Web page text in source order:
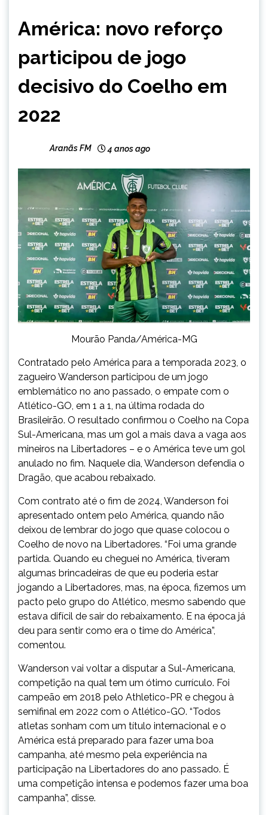
NOTÍCIAS
América: novo reforço
participou de jogo
decisivo do Coelho em
2022
Aranãs FM 4 anos ago
Mourão Panda/América-MG
Contratado pelo América para a temporada 2023, o
zagueiro Wanderson participou de um jogo
emblemático no ano passado, o empate com o
Atlético-GO, em 1 a 1, na última rodada do
Brasileirão. O resultado confirmou o Coelho na Copa
Sul-Americana, mas um gol a mais dava a vaga aos
mineiros na Libertadores – e o América teve um gol
anulado no fim. Naquele dia, Wanderson defendia o
Dragão, que acabou rebaixado.
Com contrato até o fim de 2024, Wanderson foi
apresentado ontem pelo América, quando não
deixou de lembrar do jogo que quase colocou o
Coelho de novo na Libertadores. “Foi uma grande
partida. Quando eu cheguei no América, tiveram
algumas brincadeiras de que eu poderia estar
jogando a Libertadores, mas, na época, fizemos um
pacto pelo grupo do Atlético, mesmo sabendo que
estava difícil de sair do rebaixamento. E na época já
deu para sentir como era o time do América”,
comentou.
Wanderson vai voltar a disputar a Sul-Americana,
competição na qual tem um ótimo currículo. Foi
campeão em 2018 pelo Athletico-PR e chegou à
semifinal em 2022 com o Atlético-GO. “Todos
atletas sonham com um título internacional e o
América está preparado para fazer uma boa
campanha, até mesmo pela experiência na
participação na Libertadores do ano passado. É
uma competição intensa e podemos fazer uma boa
campanha”, disse.